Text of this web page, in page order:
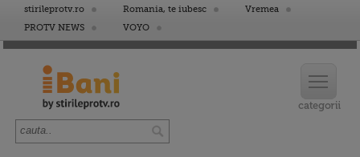
stirileprotv.ro Romania, te iubesc
Vremea
PROTV NEWS
VOYO